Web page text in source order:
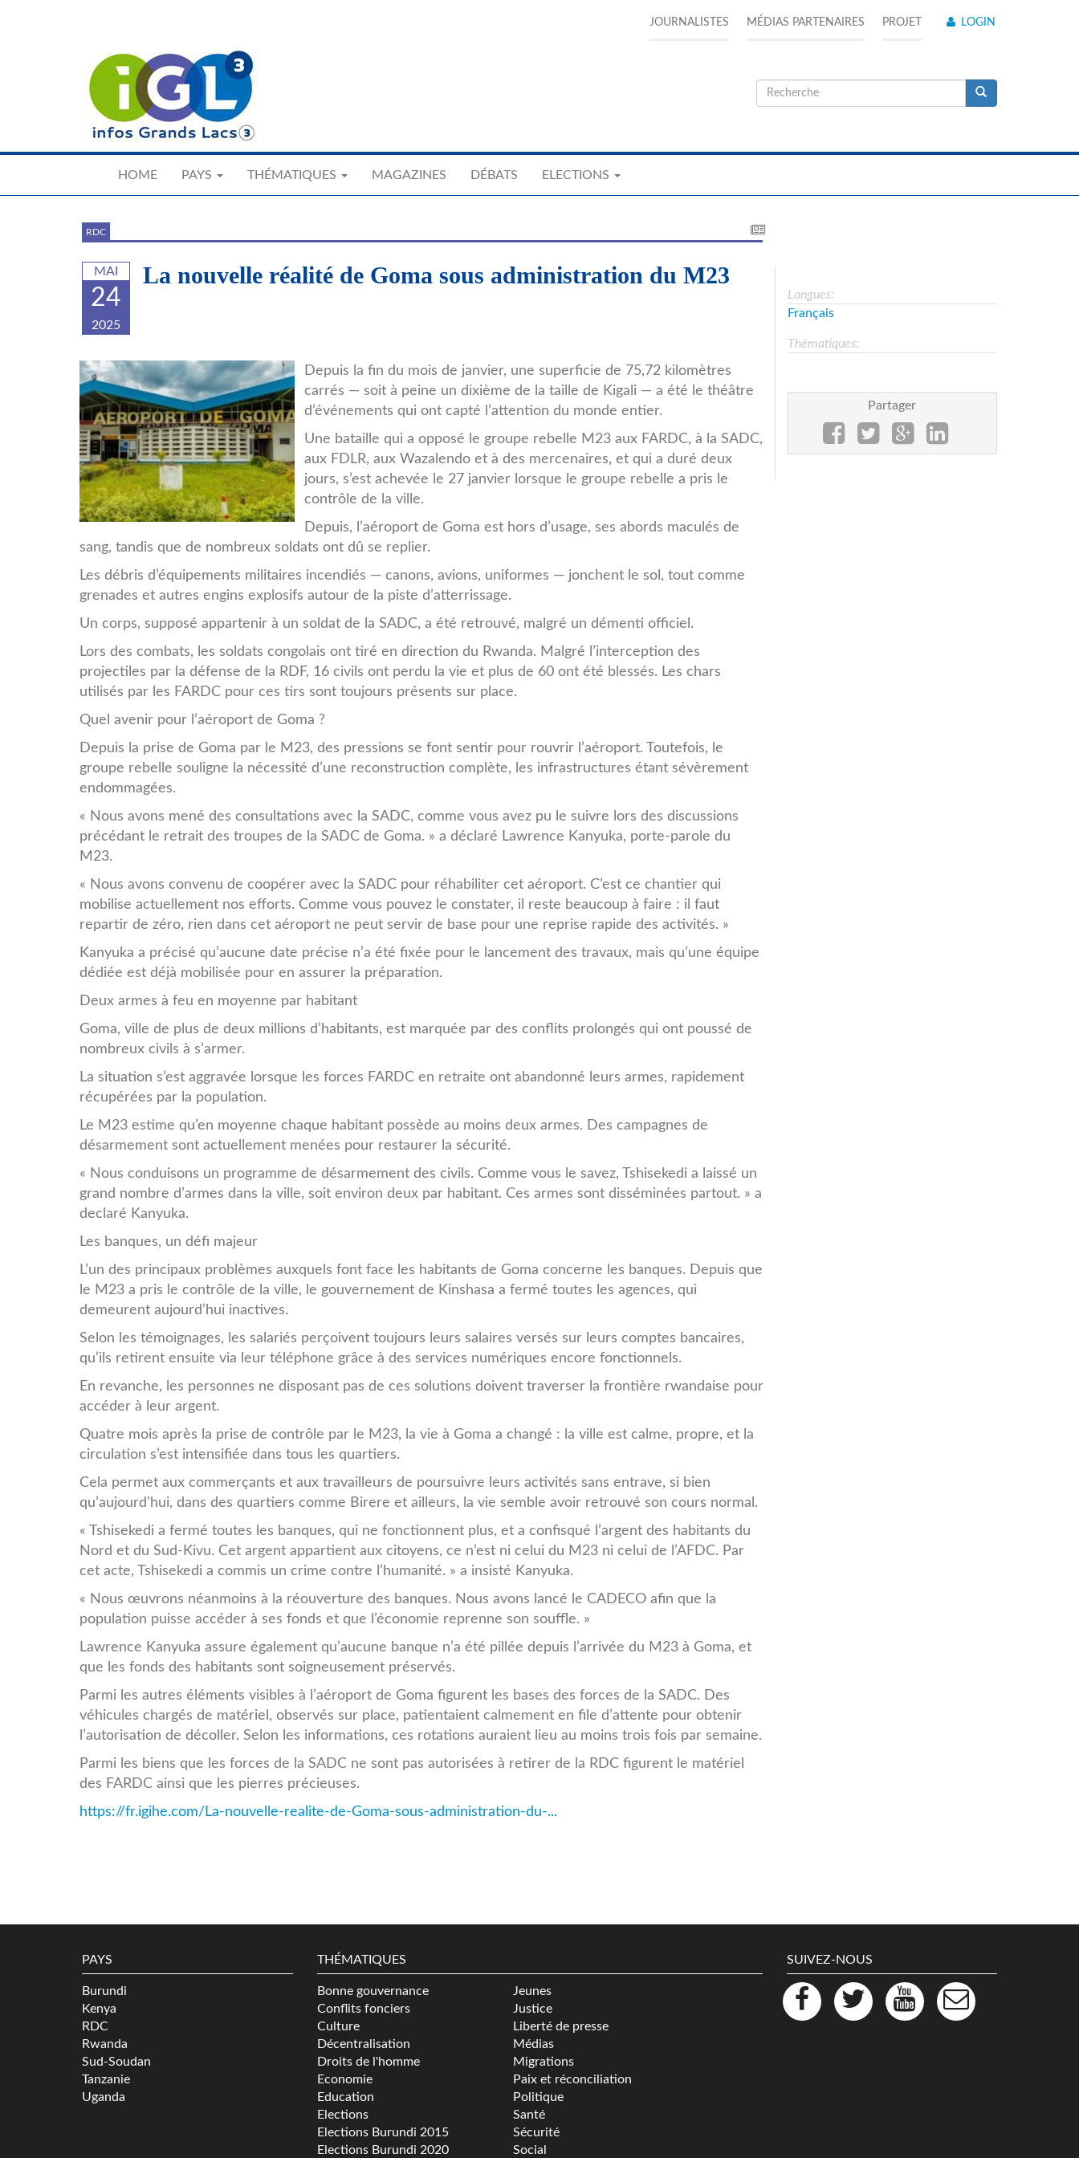
JOURNALISTES MÉDIAS PARTENAIRES PROJET LOGIN
Formulaire
recherche
HOME PAYS THÉMATIQUES MAGAZINES DÉBATS ELECTIONS
RDC
MAI
24
2025
La nouvelle réalité de Goma sous administration du M23
c8c492210b3f717cdfc5f194089349.jpgDepuis la fin du mois de janvier, une superficie de 75,72 kilomètres
carrés — soit à peine un dixième de la taille de Kigali — a été le théâtre
d’événements qui ont capté l’attention du monde entier.
Une bataille qui a opposé le groupe rebelle M23 aux FARDC, à la SADC,
aux FDLR, aux Wazalendo et à des mercenaires, et qui a duré deux
jours, s’est achevée le 27 janvier lorsque le groupe rebelle a pris le
contrôle de la ville.
Depuis, l’aéroport de Goma est hors d’usage, ses abords maculés de
sang, tandis que de nombreux soldats ont dû se replier.
Les débris d’équipements militaires incendiés — canons, avions, uniformes — jonchent le sol, tout comme
grenades et autres engins explosifs autour de la piste d’atterrissage.
Un corps, supposé appartenir à un soldat de la SADC, a été retrouvé, malgré un démenti officiel.
Lors des combats, les soldats congolais ont tiré en direction du Rwanda. Malgré l’interception des
projectiles par la défense de la RDF, 16 civils ont perdu la vie et plus de 60 ont été blessés. Les chars
utilisés par les FARDC pour ces tirs sont toujours présents sur place.
Quel avenir pour l’aéroport de Goma ?
Depuis la prise de Goma par le M23, des pressions se font sentir pour rouvrir l’aéroport. Toutefois, le
groupe rebelle souligne la nécessité d’une reconstruction complète, les infrastructures étant sévèrement
endommagées.
« Nous avons mené des consultations avec la SADC, comme vous avez pu le suivre lors des discussions
précédant le retrait des troupes de la SADC de Goma. » a déclaré Lawrence Kanyuka, porte-parole du
M23.
« Nous avons convenu de coopérer avec la SADC pour réhabiliter cet aéroport. C’est ce chantier qui
mobilise actuellement nos efforts. Comme vous pouvez le constater, il reste beaucoup à faire : il faut
repartir de zéro, rien dans cet aéroport ne peut servir de base pour une reprise rapide des activités. »
Kanyuka a précisé qu’aucune date précise n’a été fixée pour le lancement des travaux, mais qu’une équipe
dédiée est déjà mobilisée pour en assurer la préparation.
Deux armes à feu en moyenne par habitant
Goma, ville de plus de deux millions d’habitants, est marquée par des conflits prolongés qui ont poussé de
nombreux civils à s’armer.
La situation s’est aggravée lorsque les forces FARDC en retraite ont abandonné leurs armes, rapidement
récupérées par la population.
Le M23 estime qu’en moyenne chaque habitant possède au moins deux armes. Des campagnes de
désarmement sont actuellement menées pour restaurer la sécurité.
« Nous conduisons un programme de désarmement des civils. Comme vous le savez, Tshisekedi a laissé un
grand nombre d’armes dans la ville, soit environ deux par habitant. Ces armes sont disséminées partout. » a
declaré Kanyuka.
Les banques, un défi majeur
L’un des principaux problèmes auxquels font face les habitants de Goma concerne les banques. Depuis que
le M23 a pris le contrôle de la ville, le gouvernement de Kinshasa a fermé toutes les agences, qui
demeurent aujourd’hui inactives.
Selon les témoignages, les salariés perçoivent toujours leurs salaires versés sur leurs comptes bancaires,
qu’ils retirent ensuite via leur téléphone grâce à des services numériques encore fonctionnels.
En revanche, les personnes ne disposant pas de ces solutions doivent traverser la frontière rwandaise pour
accéder à leur argent.
Quatre mois après la prise de contrôle par le M23, la vie à Goma a changé : la ville est calme, propre, et la
circulation s’est intensifiée dans tous les quartiers.
Cela permet aux commerçants et aux travailleurs de poursuivre leurs activités sans entrave, si bien
qu’aujourd’hui, dans des quartiers comme Birere et ailleurs, la vie semble avoir retrouvé son cours normal.
« Tshisekedi a fermé toutes les banques, qui ne fonctionnent plus, et a confisqué l’argent des habitants du
Nord et du Sud-Kivu. Cet argent appartient aux citoyens, ce n’est ni celui du M23 ni celui de l’AFDC. Par
cet acte, Tshisekedi a commis un crime contre l’humanité. » a insisté Kanyuka.
« Nous œuvrons néanmoins à la réouverture des banques. Nous avons lancé le CADECO afin que la
population puisse accéder à ses fonds et que l’économie reprenne son souffle. »
Lawrence Kanyuka assure également qu’aucune banque n’a été pillée depuis l’arrivée du M23 à Goma, et
que les fonds des habitants sont soigneusement préservés.
Parmi les autres éléments visibles à l’aéroport de Goma figurent les bases des forces de la SADC. Des
véhicules chargés de matériel, observés sur place, patientaient calmement en file d’attente pour obtenir
l’autorisation de décoller. Selon les informations, ces rotations auraient lieu au moins trois fois par semaine.
Parmi les biens que les forces de la SADC ne sont pas autorisées à retirer de la RDC figurent le matériel
des FARDC ainsi que les pierres précieuses.
https://fr.igihe.com/La-nouvelle-realite-de-Goma-sous-administration-du-...
Langues:
Français
Thématiques:
Partager
PAYS
Burundi
Kenya
RDC
Rwanda
Sud-Soudan
Tanzanie
Uganda
THÉMATIQUES
Bonne gouvernance
Conflits fonciers
Culture
Décentralisation
Droits de l'homme
Economie
Education
Elections
Elections Burundi 2015
Elections Burundi 2020
Jeunes
Justice
Liberté de presse
Médias
Migrations
Paix et réconciliation
Politique
Santé
Sécurité
Social
SUIVEZ-NOUS